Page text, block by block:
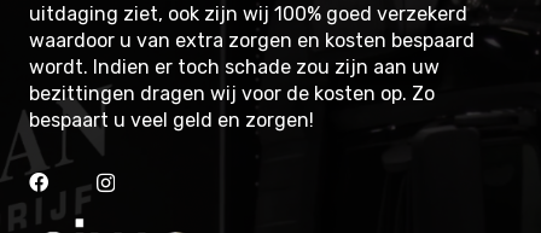
uitdaging ziet, ook zijn wij 100% goed verzekerd
waardoor u van extra zorgen en kosten bespaard
wordt. Indien er toch schade zou zijn aan uw
bezittingen dragen wij voor de kosten op. Zo
bespaart u veel geld en zorgen!